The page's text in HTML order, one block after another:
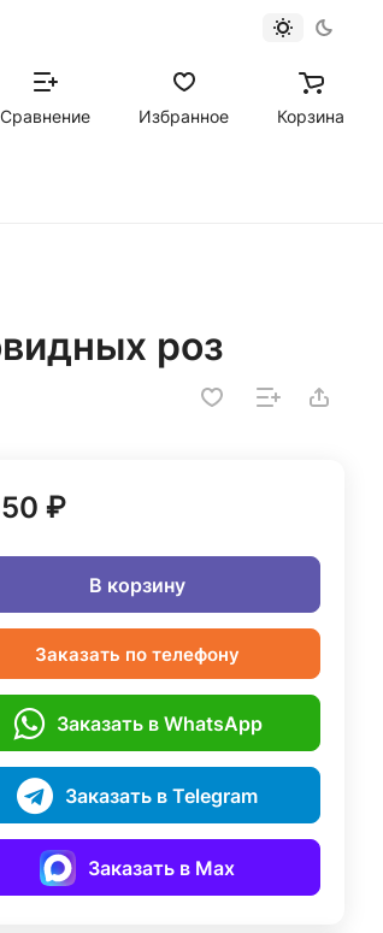
Сравнение Избранное Корзина
роз
₽
В корзину
Заказать по телефону
Заказать в WhatsApp
Заказать в Telegram
Заказать в Max